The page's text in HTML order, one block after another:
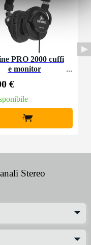
PRO 2000 cuffi
e monitor
€
+
Stereo